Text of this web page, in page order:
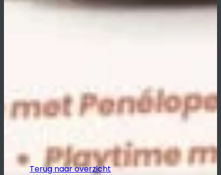
←Terug naar overzicht